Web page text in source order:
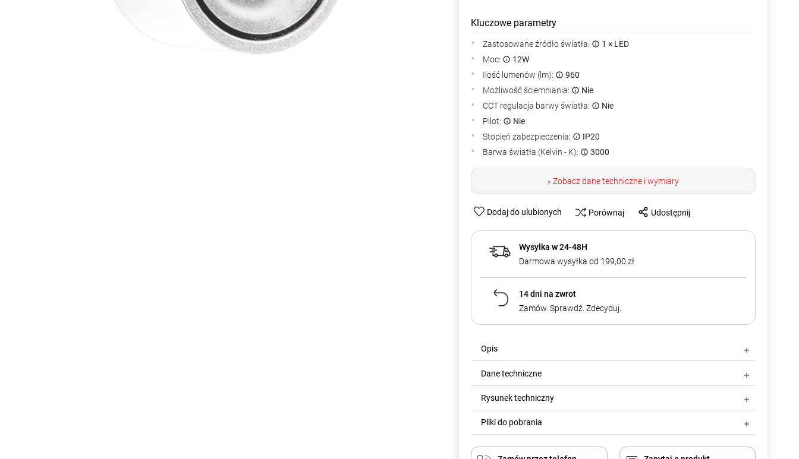
Kluczowe parametry
Zastosowane źródło światła:
1 × LED
Moc:
12W
Ilość lumenów (lm):
960
Możliwość ściemniania:
Nie
CCT regulacja barwy światła:
Nie
Pilot:
Nie
Stopień zabezpieczenia:
IP20
Barwa światła (Kelvin - K):
3000
> Zobacz dane techniczne i wymiary
Dodaj do ulubionych Porównaj Udostępnij
Wysyłka w 24-48H
Darmowa wysyłka od 199,00 zł
14 dni na zwrot
Zamów. Sprawdź. Zdecyduj.
Opis
Dane techniczne
Rysunek techniczny
Pliki do pobrania